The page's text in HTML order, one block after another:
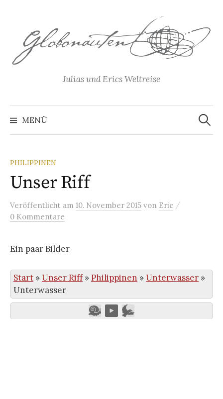
Inhalt
Julias und Erics Weltreise
MENÜ
Suchen
nach:
PHILIPPINEN
Unser Riff
Veröffentlicht am 10. November 2015 von Eric /
0 Kommentare
Ein paar Bilder
Start »Unser Riff»Philippinen »Unterwasser »
Unterwasser